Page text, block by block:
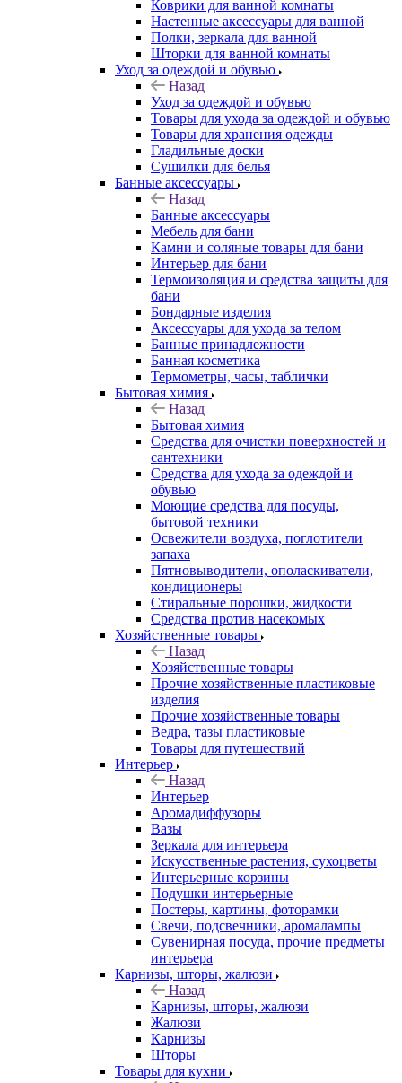
Коврики для ванной комнаты
Настенные аксессуары для ванной
Полки, зеркала для ванной
Шторки для ванной комнаты
Уход за одеждой и обувью
Назад
Уход за одеждой и обувью
Товары для ухода за одеждой и обувью
Товары для хранения одежды
Гладильные доски
Сушилки для белья
Банные аксессуары
Назад
Банные аксессуары
Мебель для бани
Камни и соляные товары для бани
Интерьер для бани
Термоизоляция и средства защиты для
бани
Бондарные изделия
Аксеcсуары для ухода за телом
Банные принадлежности
Банная косметика
Термометры, часы, таблички
Бытовая химия
Назад
Бытовая химия
Средства для очистки поверхностей и
сантехники
Средства для ухода за одеждой и
обувью
Моющие средства для посуды,
бытовой техники
Освежители воздуха, поглотители
запаха
Пятновыводители, ополаскиватели,
кондиционеры
Стиральные порошки, жидкости
Средства против насекомых
Хозяйственные товары
Назад
Хозяйственные товары
Прочие хозяйственные пластиковые
изделия
Прочие хозяйственные товары
Ведра, тазы пластиковые
Товары для путешествий
Интерьер
Назад
Интерьер
Аромадиффузоры
Вазы
Зеркала для интерьера
Искусственные растения, сухоцветы
Интерьерные корзины
Подушки интерьерные
Постеры, картины, фоторамки
Свечи, подсвечники, аромалампы
Сувенирная посуда, прочие предметы
интерьера
Карнизы, шторы, жалюзи
Назад
Карнизы, шторы, жалюзи
Жалюзи
Карнизы
Шторы
Товары для кухни